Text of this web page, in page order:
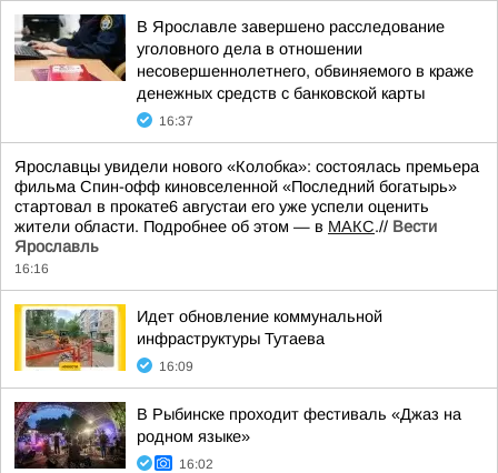
В Ярославле завершено расследование
уголовного дела в отношении
несовершеннолетнего, обвиняемого в краже
денежных средств с банковской карты
16:37
Ярославцы увидели нового «Колобка»: состоялась премьера
фильма Спин-офф киновселенной «Последний богатырь»
стартовал в прокате6 августаи его уже успели оценить
жители области. Подробнее об этом — в МАКС.// Вести
Ярославль
16:16
Идет обновление коммунальной
инфраструктуры Тутаева
16:09
В Рыбинске проходит фестиваль «Джаз на
родном языке»
16:02